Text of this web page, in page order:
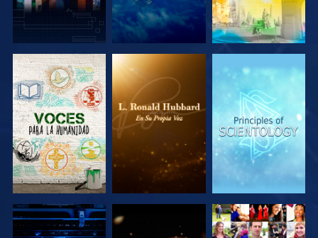
EXPLORA LAS
SERIES
EXPLORA LAS
SERIES
EXPLORA LAS
SERIES